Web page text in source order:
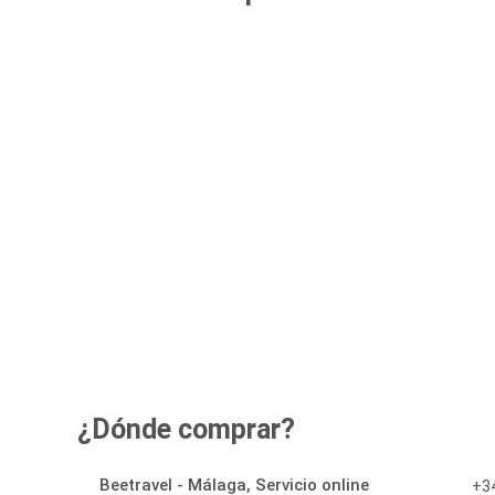
¿Dónde comprar?
Beetravel - Málaga, Servicio online